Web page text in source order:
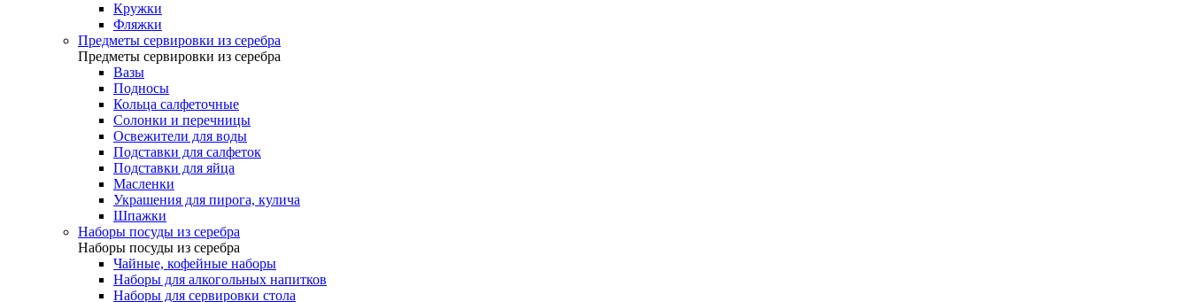
Кружки
Фляжки
Предметы сервировки из серебра
Предметы сервировки из серебра
Вазы
Подносы
Кольца салфеточные
Солонки и перечницы
Освежители для воды
Подставки для салфеток
Подставки для яйца
Масленки
Украшения для пирога, кулича
Шпажки
Наборы посуды из серебра
Наборы посуды из серебра
Чайные, кофейные наборы
Наборы для алкогольных напитков
Наборы для сервировки стола